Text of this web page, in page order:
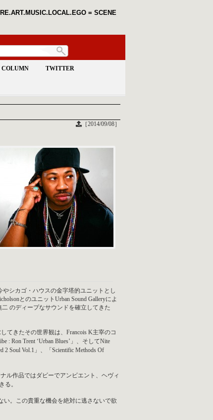
= SCENE
COLUMN TWITTER
［2014/09/08］
やシカゴ・ハウスの金字塔的ユニットとし
とのユニットUrban Sound Galleryによ
のディープなサウンドを確立してきた
てきたその世界観は、Francois K主宰のコ
: Ron Trent ‘Urban Blues’」、そしてNite
2 Soul Vol.1」、「Scientific Methods Of
ナル作品ではダビーでアンビエント、ヘヴィ
る。
い。この貴重な機会を絶対に逃さないで欲